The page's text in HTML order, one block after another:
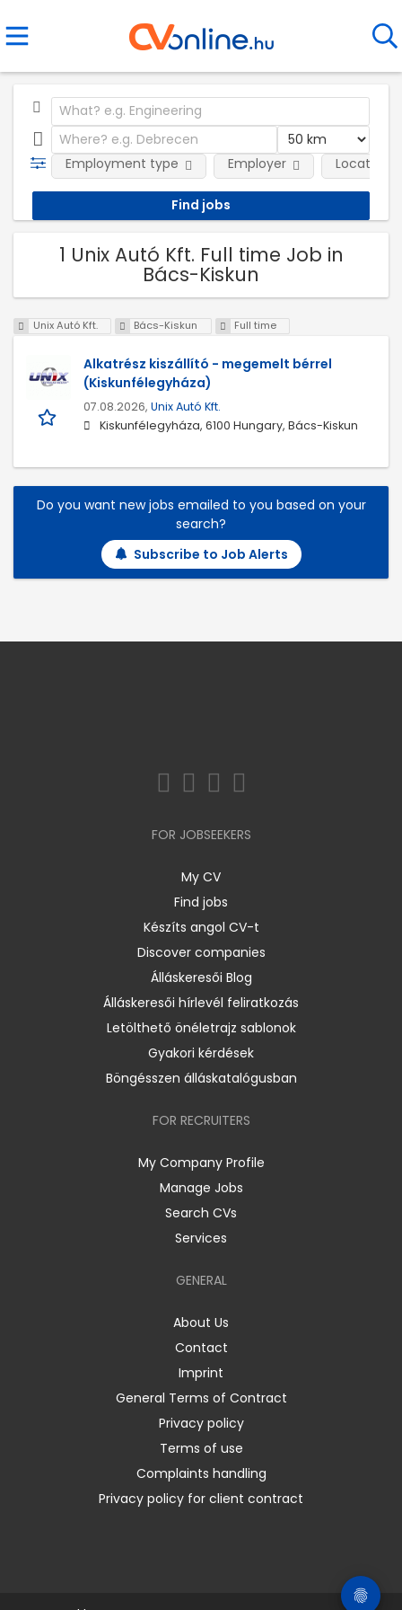
Employment type Employer Location
1 Unix Autó Kft. Full time Job in
Bács-Kiskun
Unix Autó Kft. Bács-Kiskun Full time
Alkatrész kiszállító - megemelt bérrel
(Kiskunfélegyháza)
07.08.2026, Unix Autó Kft.
Kiskunfélegyháza, 6100 Hungary, Bács-Kiskun
Do you want new jobs emailed to you based on your
search?
Subscribe to Job Alerts
FOR JOBSEEKERS
My CV
Find jobs
Készíts angol CV-t
Discover companies
Álláskeresői Blog
Álláskeresői hírlevél feliratkozás
Letölthető önéletrajz sablonok
Gyakori kérdések
Böngésszen álláskatalógusban
FOR RECRUITERS
My Company Profile
Manage Jobs
Search CVs
Services
GENERAL
About Us
Contact
Imprint
General Terms of Contract
Privacy policy
Terms of use
Complaints handling
Privacy policy for client contract